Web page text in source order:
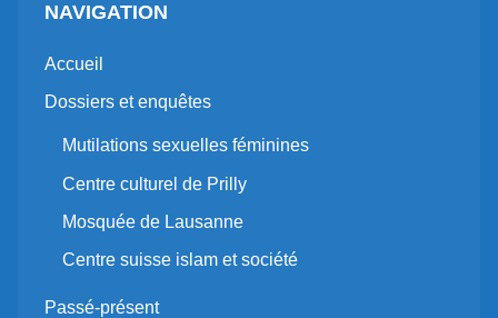
NAVIGATION
Accueil
Dossiers et enquêtes
Mutilations sexuelles féminines
Centre culturel de Prilly
Mosquée de Lausanne
Centre suisse islam et société
Passé-présent